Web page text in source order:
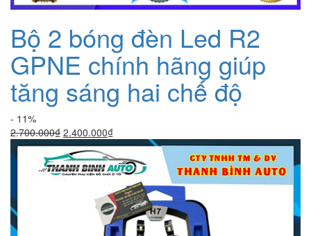
Bộ 2 bóng đèn Led R2
GPNE chính hãng giúp
tăng sáng hai chế độ
- 11%
2.700.000₫ Giá
gốc
là:
2.700.000₫.
2.400.000₫Giá
hiện
tại
là:
2.400.000₫.